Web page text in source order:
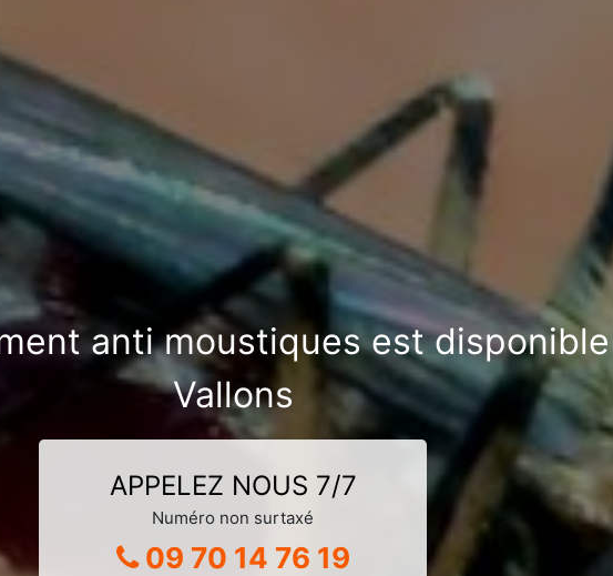
anti moustiques est
Vallons
APPELEZ NOUS 7/7
Numéro non surtaxé
09 70 14 76 19